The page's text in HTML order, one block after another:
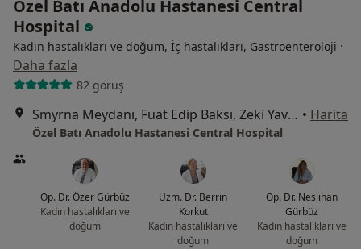
Özel Batı Anadolu Hastanesi Central
Hospital
Kadın hastalıkları ve doğum, İç hastalıkları, Gastroenteroloji ·
Daha fazla
82 görüş
Smyrna Meydanı, Fuat Edip Baksı, Zeki Yavaş Sk. No: 2 D:2,, Bayraklı • Harita
Özel Batı Anadolu Hastanesi Central Hospital
Op. Dr. Özer Gürbüz
Kadın hastalıkları ve
doğum
Uzm. Dr. Berrin
Korkut
Kadın hastalıkları ve
doğum
Op. Dr. Neslihan
Gürbüz
Kadın hastalıkları ve
doğum